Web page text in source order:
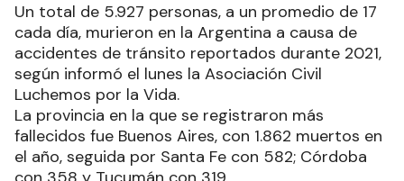
Un total de 5.927 personas, a un promedio de 17
cada día, murieron en la Argentina a causa de
accidentes de tránsito reportados durante 2021,
según informó el lunes la Asociación Civil
Luchemos por la Vida.
La provincia en la que se registraron más
fallecidos fue Buenos Aires, con 1.862 muertos en
el año, seguida por Santa Fe con 582; Córdoba